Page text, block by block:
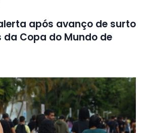
após avanço de surto
da Copa do Mundo de